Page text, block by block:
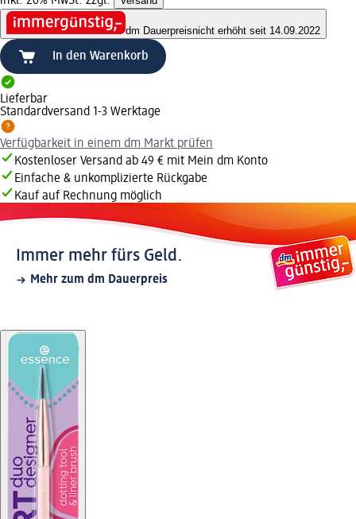
dm Dauerpreisnicht erhöht seit 14.09.2022
In den Warenkorb
Lieferbar
Standardversand 1-3 Werktage
Verfügbarkeit in einem dm Markt prüfen
Kostenloser Versand ab 49 € mit Mein dm Konto
Einfache & unkomplizierte Rückgabe
Kauf auf Rechnung möglich
Immer mehr fürs Geld.
Mehr zum dm Dauerpreis